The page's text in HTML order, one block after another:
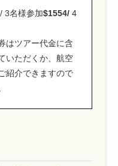
/ 3名様参加$1554/ 4
はツアー代金に含
いただくか、航空
紹介できますので